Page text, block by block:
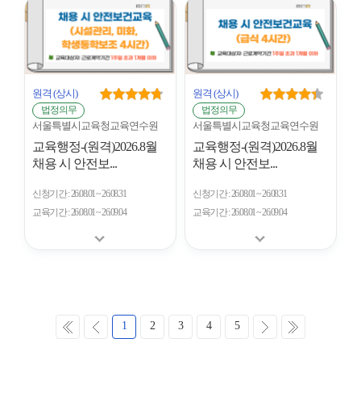
원격 (상시)
법정의무
서울특별시교육청교육연수원
교육행정-(원격)2026.8월
채용 시 안전보...
신청기간 26.08.01 ~ 26.08.31
교육기간 26.08.01 ~ 26.09.04
원격 (상시)
법정의무
서울특별시교육청교육연수원
교육행정-(원격)2026.8월
채용 시 안전보...
신청기간 26.08.01 ~ 26.08.31
교육기간 26.08.01 ~ 26.09.04
처
이
1 2 3 4 5
다
마